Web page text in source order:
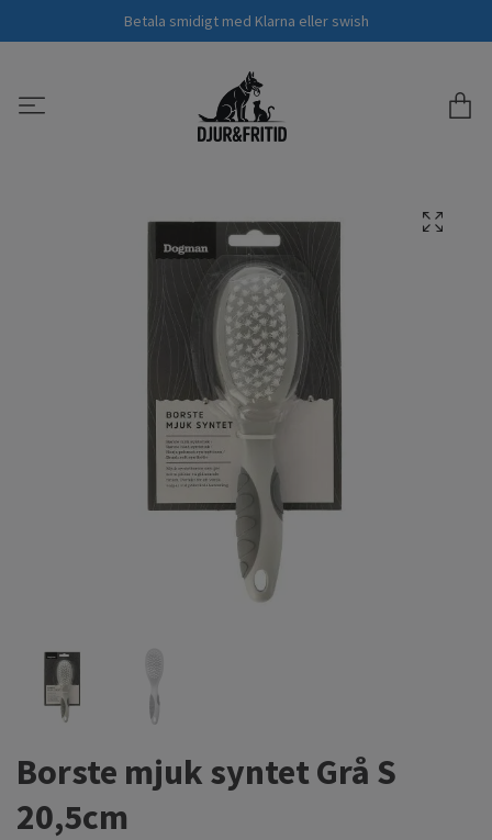
Betala smidigt med Klarna eller swish
Borste mjuk syntet Grå S
20,5cm